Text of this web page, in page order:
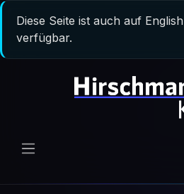
Zum Hauptinhalt springen
Diese Seite ist auch auf English
verfügbar.